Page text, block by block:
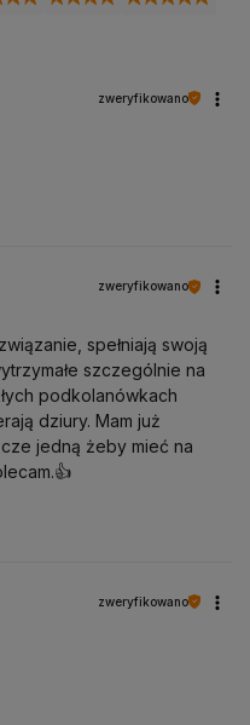
zweryfikowano
zweryfikowano
spełniają swoją
szczególnie na
podkolanówkach
dziury. Mam już
jedną żeby mieć na
zweryfikowano